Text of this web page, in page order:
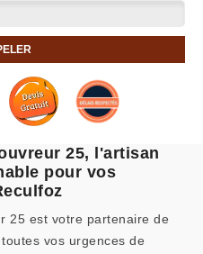
25, l'artisan
pour vos
25 est votre partenaire de
vos urgences de